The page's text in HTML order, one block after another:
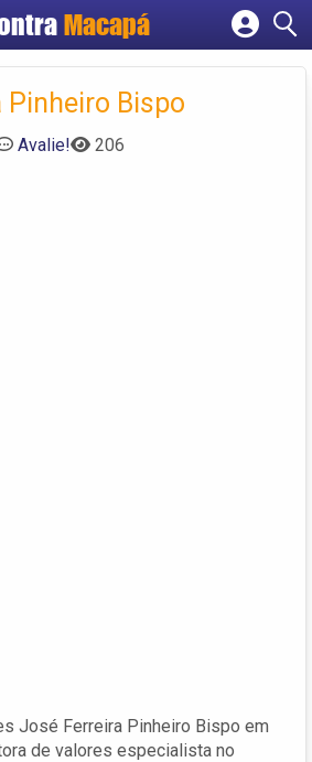
Macapá
Cadastrar empresa
Criar contaBispo
Avalie! 206
José Ferreira Pinheiro Bispo em
de valores especialista no